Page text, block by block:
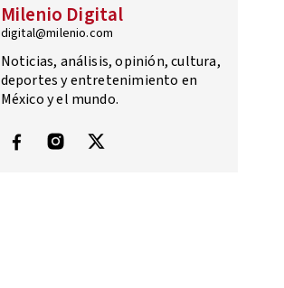
Milenio Digital
digital@milenio.com
Noticias, análisis, opinión, cultura,
deportes y entretenimiento en
México y el mundo.